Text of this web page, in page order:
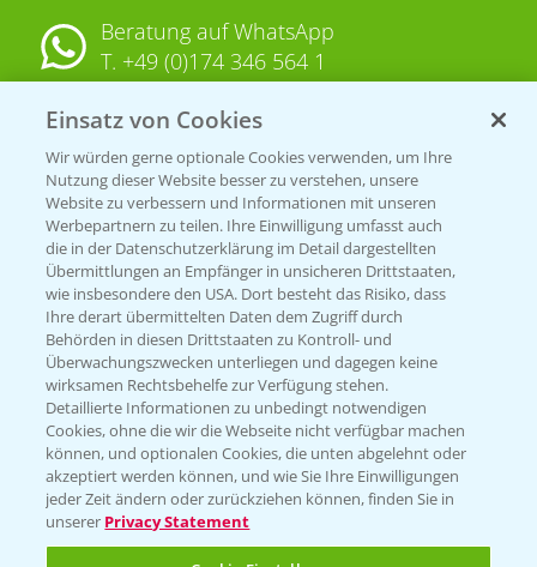
Beratung auf WhatsApp
T. +49 (0)174 346 564 1
KONTAKT
Hilfe in Notfällen
T.+49 (0)214/30-20220
Folgen Sie uns
Einsatz von Cookies
Wir würden gerne optionale Cookies verwenden, um Ihre
Nutzung dieser Website besser zu verstehen, unsere
Website zu verbessern und Informationen mit unseren
Werbepartnern zu teilen. Ihre Einwilligung umfasst auch
die in der Datenschutzerklärung im Detail dargestellten
Übermittlungen an Empfänger in unsicheren Drittstaaten,
wie insbesondere den USA. Dort besteht das Risiko, dass
Ihre derart übermittelten Daten dem Zugriff durch
Behörden in diesen Drittstaaten zu Kontroll- und
Überwachungszwecken unterliegen und dagegen keine
wirksamen Rechtsbehelfe zur Verfügung stehen.
Detaillierte Informationen zu unbedingt notwendigen
Cookies, ohne die wir die Webseite nicht verfügbar machen
können, und optionalen Cookies, die unten abgelehnt oder
akzeptiert werden können, und wie Sie Ihre Einwilligungen
jeder Zeit ändern oder zurückziehen können, finden Sie in
unserer Privacy Statement